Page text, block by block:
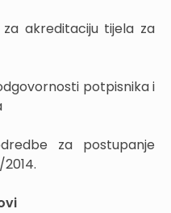
akreditaciju tijela za
potpisnika i
za postupanje